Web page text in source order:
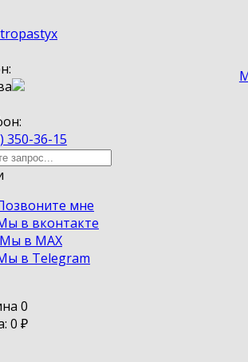
350-36-15
мне
в вконтакте
Мы в MAX
в Telegram
0
0 ₽